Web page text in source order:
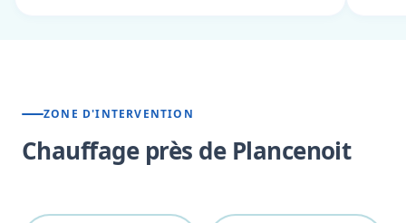
ZONE D'INTERVENTION
Chauffage près de Plancenoit